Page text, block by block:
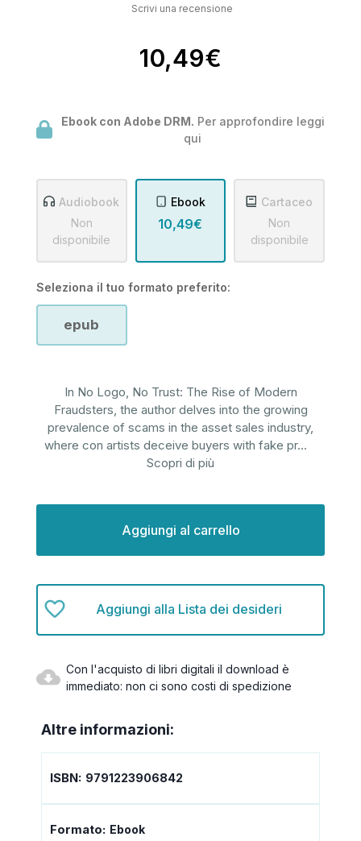
Scrivi una recensione
10,49€
Ebook con Adobe DRM. Per approfondire leggi
qui
Audiobook
Non
disponibile
Ebook
10,49€
Cartaceo
Non
disponibile
Seleziona il tuo formato preferito:
epub
In No Logo, No Trust: The Rise of Modern
Fraudsters, the author delves into the growing
prevalence of scams in the asset sales industry,
where con artists deceive buyers with fake pr...
Scopri di più
Aggiungi alla Lista dei desideri
Con l'acquisto di libri digitali il download è
immediato: non ci sono costi di spedizione
Altre informazioni:
ISBN: 9791223906842
Formato: Ebook